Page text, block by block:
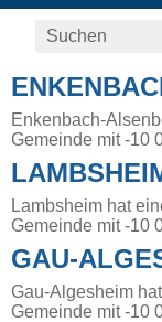
Enkenbach-
Gemeinde mit -10
Lambsheim hat
Gemeinde mit -10
GAU-
Gau-Algesheim
Gemeinde mit -10